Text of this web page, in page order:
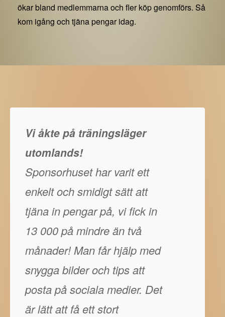
ökar bland medlemmarna och fler köp genomförs. Så
kom igång och tjäna pengar idag.
Vi åkte på träningsläger
utomlands!
Sponsorhuset har varit ett
enkelt och smidigt sätt att
tjäna in pengar på, vi fick in
13 000 på mindre än två
månader! Man får hjälp med
snygga bilder och tips att
posta på sociala medier. Det
är lätt att få ett stort